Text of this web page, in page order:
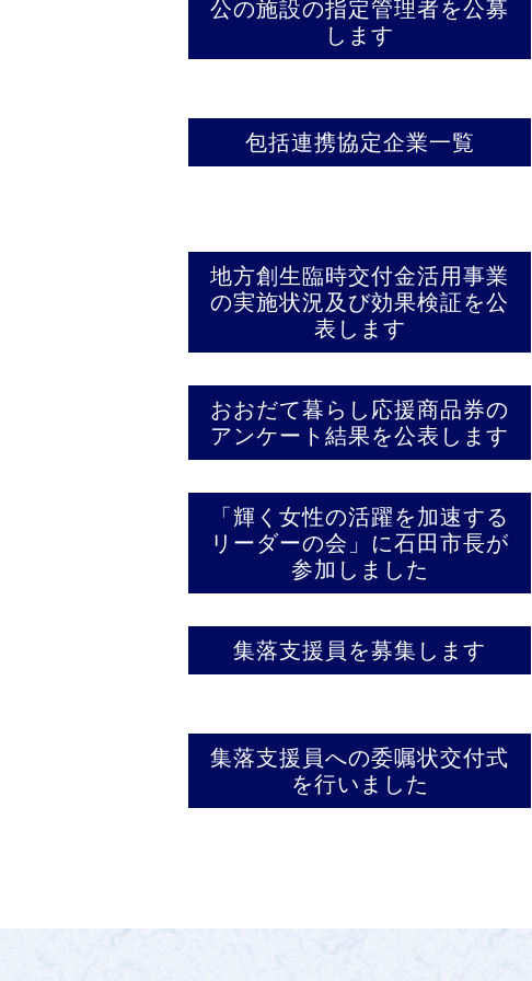
公の施設の指定管理者を公募
します
包括連携協定企業一覧
地方創生臨時交付金活用事業
の実施状況及び効果検証を公
表します
おおだて暮らし応援商品券の
アンケート結果を公表します
「輝く女性の活躍を加速する
リーダーの会」に石田市長が
参加しました
集落支援員を募集します
集落支援員への委嘱状交付式
を行いました